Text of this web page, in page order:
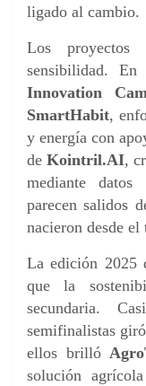
ligado al cambio.
Los proyectos
sensibilidad. En
Innovation
SmartHabit,
y energía con
deKointril.AI,
mediante datos
parecen salidos
nacieron desde
La edición 2025
que la
secundaria.
semifinalistas
ellos brilló
solución